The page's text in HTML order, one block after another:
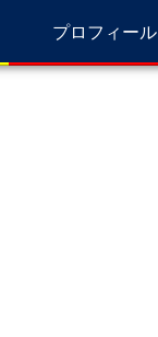
プロフィール